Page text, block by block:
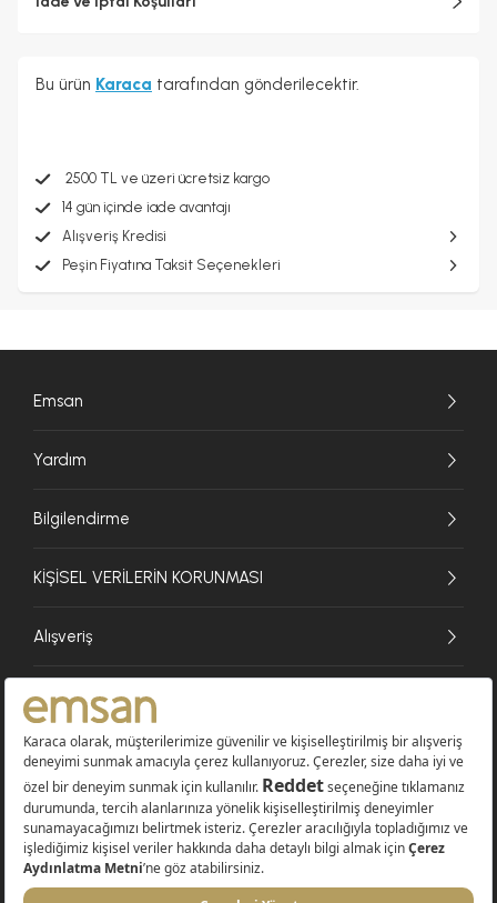
Bu ürün Karaca tarafından gönderilecektir.
2500 TL ve üzeri ücretsiz kargo
14 gün içinde iade avantajı
Alışveriş Kredisi
Peşin Fiyatına Taksit Seçenekleri
Emsan
Yardım
Bilgilendirme
KİŞİSEL VERİLERİN KORUNMASI
Alışveriş
© 2026 EMSAN A.Ş. Tüm Hakları Saklıdır